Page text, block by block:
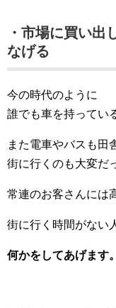
・市場に買い出
なげる
今の時代のように
誰でも車を持ってい
また電車やバスも田
街に行くのも大変だ
常連のお客さんには
街に行く時間がない
何かをしてあげます。